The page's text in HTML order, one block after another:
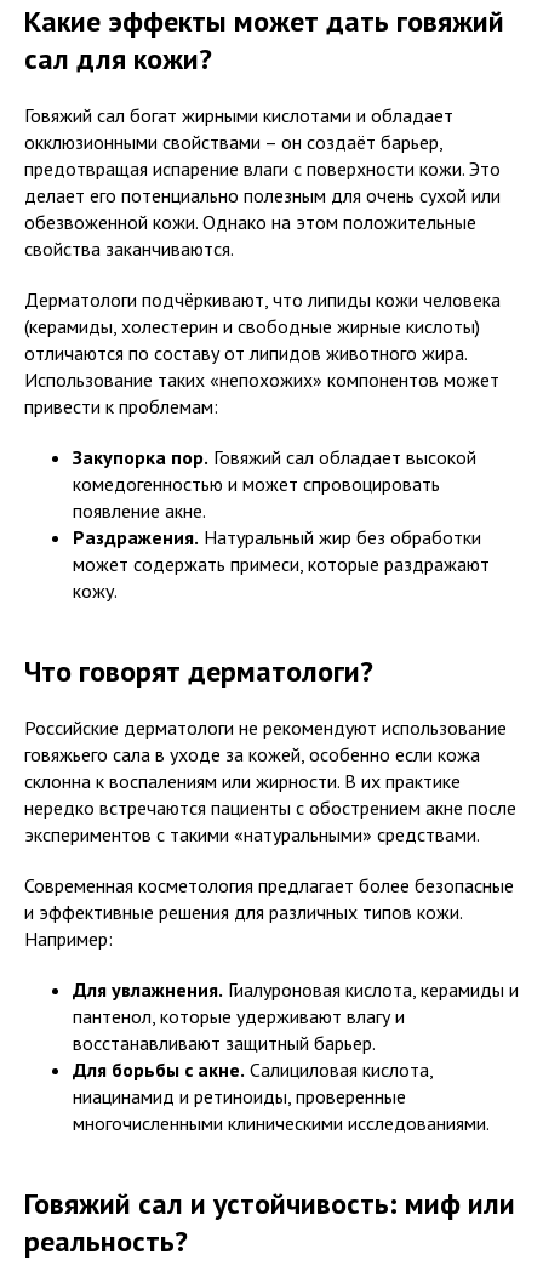
Какие эффекты может дать говяжий
сал для кожи?
Говяжий сал богат жирными кислотами и обладает
окклюзионными свойствами – он создаёт барьер,
предотвращая испарение влаги с поверхности кожи. Это
делает его потенциально полезным для очень сухой или
обезвоженной кожи. Однако на этом положительные
свойства заканчиваются.
Дерматологи подчёркивают, что липиды кожи человека
(керамиды, холестерин и свободные жирные кислоты)
отличаются по составу от липидов животного жира.
Использование таких «непохожих» компонентов может
привести к проблемам:
Закупорка пор. Говяжий сал обладает высокой
комедогенностью и может спровоцировать
появление акне.
Раздражения. Натуральный жир без обработки
может содержать примеси, которые раздражают
кожу.
Что говорят дерматологи?
Российские дерматологи не рекомендуют использование
говяжьего сала в уходе за кожей, особенно если кожа
склонна к воспалениям или жирности. В их практике
нередко встречаются пациенты с обострением акне после
экспериментов с такими «натуральными» средствами.
Современная косметология предлагает более безопасные
и эффективные решения для различных типов кожи.
Например:
Для увлажнения. Гиалуроновая кислота, керамиды и
пантенол, которые удерживают влагу и
восстанавливают защитный барьер.
Для борьбы с акне. Салициловая кислота,
ниацинамид и ретиноиды, проверенные
многочисленными клиническими исследованиями.
Говяжий сал и устойчивость: миф или
реальность?